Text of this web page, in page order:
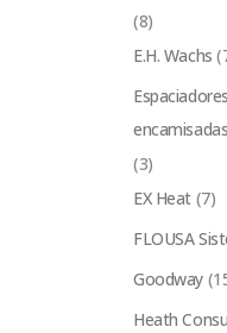
(8)
E.H. Wachs
encamisadas
(3)
EX Heat (7)
FLOUSA
Goodway
Heath